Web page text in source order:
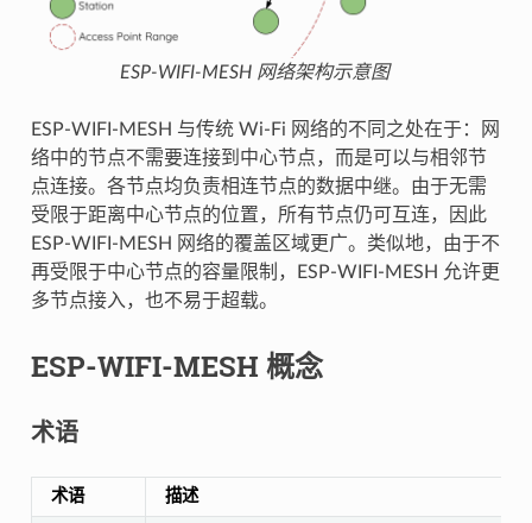
ESP-WIFI-MESH 网络架构示意图
ESP-WIFI-MESH 与传统 Wi-Fi 网络的不同之处在于：网
络中的节点不需要连接到中心节点，而是可以与相邻节
点连接。各节点均负责相连节点的数据中继。由于无需
受限于距离中心节点的位置，所有节点仍可互连，因此
ESP-WIFI-MESH 网络的覆盖区域更广。类似地，由于不
再受限于中心节点的容量限制，ESP-WIFI-MESH 允许更
多节点接入，也不易于超载。
ESP-WIFI-MESH 概念
术语
术语 描述